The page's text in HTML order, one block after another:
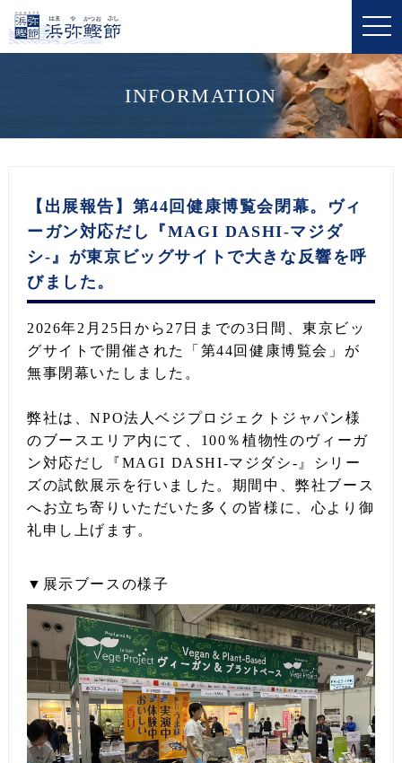
t
o
g
e
n
a
v
INFORMATION
【出展報告】第44回健康博覧会閉幕。ヴィ
ーガン対応だし『MAGI DASHI-マジダ
シ-』が東京ビッグサイトで大きな反響を呼
びました。
2026年2月25日から27日までの3日間、東京ビッ
グサイトで開催された「第44回健康博覧会」が
無事閉幕いたしました。
弊社は、NPO法人ベジプロジェクトジャパン様
のブースエリア内にて、100％植物性のヴィーガ
ン対応だし『MAGI DASHI-マジダシ-』シリー
ズの試飲展示を行いました。期間中、弊社ブース
へお立ち寄りいただいた多くの皆様に、心より御
礼申し上げます。
▼展示ブースの様子